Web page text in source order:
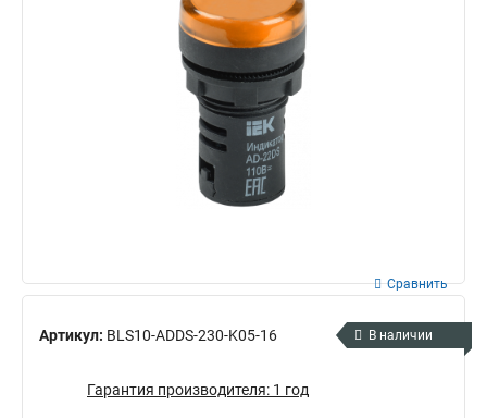
Артикул: BLS10-ADDS-230-K05-16
Сравнить
В наличии
Гарантия производителя: 1 год